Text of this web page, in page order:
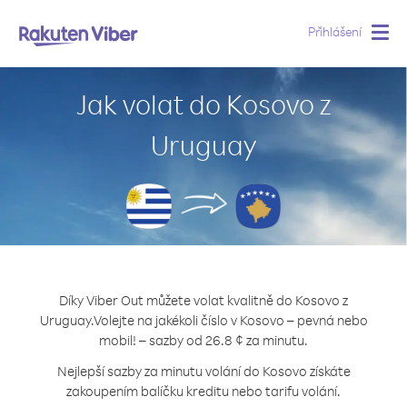
Přihlášení
Jak volat do Kosovo z
Uruguay
Díky Viber Out můžete volat kvalitně do Kosovo z
Uruguay.Volejte na jakékoli číslo v Kosovo – pevná nebo
mobil! – sazby od 26.8 ¢ za minutu.
Nejlepší sazby za minutu volání do Kosovo získáte
zakoupením balíčku kreditu nebo tarifu volání.